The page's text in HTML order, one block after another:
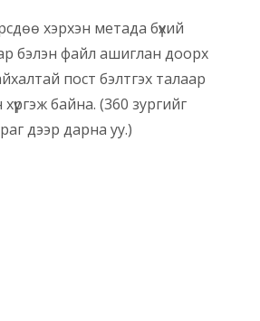
хэрхэн метада бүхий
бэлэн файл ашиглан доорх
пост бэлтгэх талаар
байна. (360 зургийг
дээр дарна уу.)